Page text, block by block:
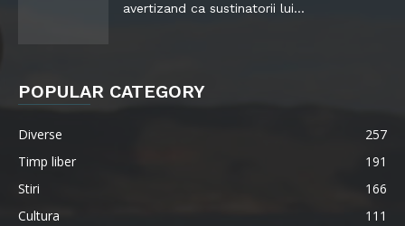
avertizand ca sustinatorii lui...
POPULAR CATEGORY
Diverse
257
Timp liber
191
Stiri
166
Cultura
111